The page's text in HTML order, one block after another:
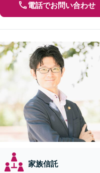
電話でお問い合わせ
家族信託